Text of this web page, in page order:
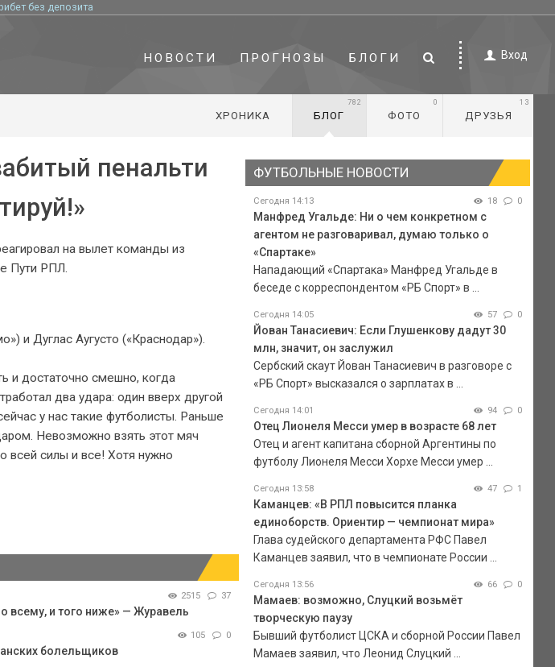
без депозита
НОВОСТИ ПРОГНОЗЫ БЛОГИ Вход
ХРОНИКА БЛОГ
782
ФОТО
0
ДРУЗЬЯ
13
пенальти
на вылет команды из
Пути РПЛ.
и Дуглас Аугусто («Краснодар»).
и достаточно смешно, когда
два удара: один вверх другой
у нас такие футболисты. Раньше
Невозможно взять этот мяч
всей силы и все! Хотя нужно
2515 37
всему, и того ниже» — Журавель
105 0
болельщиков
ФУТБОЛЬНЫЕ НОВОСТИ
Сегодня 14:13 18 0
Манфред Угальде: Ни о чем конкретном с
агентом не разговаривал, думаю только о
«Спартаке»
Нападающий «Спартака» Манфред Угальде в
беседе с корреспондентом «РБ Спорт» в ...
Сегодня 14:05 57 0
Йован Танасиевич: Если Глушенкову дадут 30
млн, значит, он заслужил
Сербский скаут Йован Танасиевич в разговоре с
«РБ Спорт» высказался о зарплатах в ...
Сегодня 14:01 94 0
Отец Лионеля Месси умер в возрасте 68 лет
Отец и агент капитана сборной Аргентины по
футболу Лионеля Месси Хорхе Месси умер ...
Сегодня 13:58 47 1
Каманцев: «В РПЛ повысится планка
единоборств. Ориентир — чемпионат мира»
Глава судейского департамента РФС Павел
Каманцев заявил, что в чемпионате России ...
Сегодня 13:56 66 0
Мамаев: возможно, Слуцкий возьмёт
творческую паузу
Бывший футболист ЦСКА и сборной России Павел
Мамаев заявил, что Леонид Слуцкий ...